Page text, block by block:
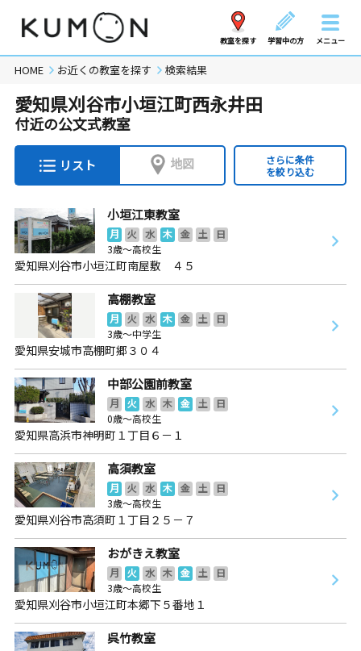
教室を探す 学習中の方 メニュー
HOME お近くの教室を探す 検索結果
愛知県刈谷市小垣江町西永井田
付近の公文式教室
リスト 地図
さらに条件
を絞り込む
小垣江東教室
月 火 水 木 金 土
日
3歳～高校生
愛知県刈谷市小垣江町南屋敷 ４５
高棚教室
月 火 水 木 金 土
日
3歳～中学生
愛知県安城市高棚町郷３０４
中部公園前教室
月 火 水 木 金 土
日
0歳～高校生
愛知県高浜市神明町１丁目６－１
高須教室
月 火 水 木 金 土
日
3歳～高校生
愛知県刈谷市高須町１丁目２５－７
おがきえ教室
月 火 水 木 金 土
日
3歳～高校生
愛知県刈谷市小垣江町本郷下５番地１
呉竹教室